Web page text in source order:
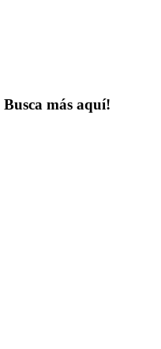
Busca más aquí!